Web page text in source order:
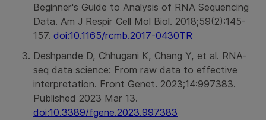
Beginner's Guide to Analysis of RNA Sequencing
Data. Am J Respir Cell Mol Biol. 2018;59(2):145-
157. doi:10.1165/rcmb.2017-0430TR
Deshpande D, Chhugani K, Chang Y, et al. RNA-
seq data science: From raw data to effective
interpretation. Front Genet. 2023;14:997383.
Published 2023 Mar 13.
doi:10.3389/fgene.2023.997383